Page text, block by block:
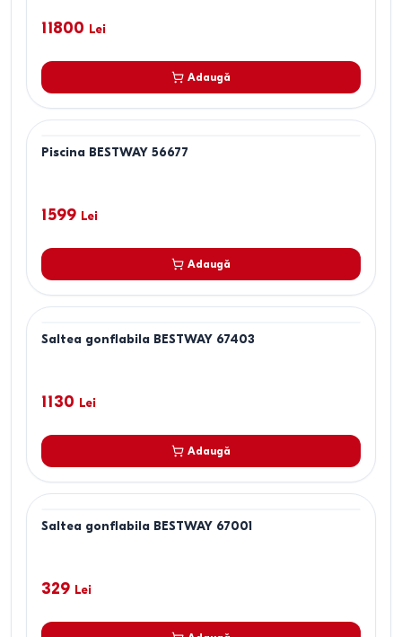
11800 Lei
Adaugă
Piscina BESTWAY 56677
1599 Lei
Adaugă
Saltea gonflabila BESTWAY 67403
1130 Lei
Adaugă
Saltea gonflabila BESTWAY 67001
329 Lei